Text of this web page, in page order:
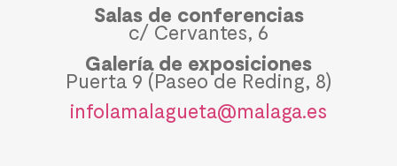
Salas de conferencias
c/ Cervantes, 6
Galería de exposiciones
Puerta 9 (Paseo de Reding, 8)
infolamalagueta@malaga.es